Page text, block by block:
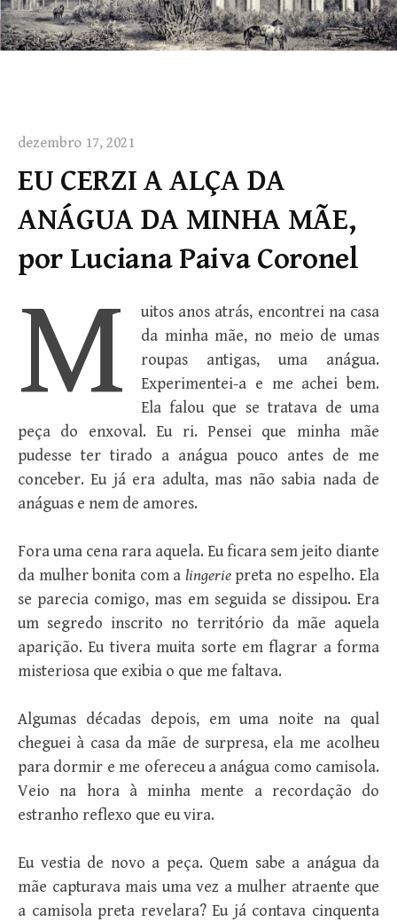
dezembro 17, 2021
EU CERZI A ALÇA DA
ANÁGUA DA MINHA MÃE,
por Luciana Paiva Coronel
M
uitos anos atrás, encontrei na casa
da minha mãe, no meio de umas
roupas antigas, uma anágua.
Experimentei-a e me achei bem.
Ela falou que se tratava de uma
peça do enxoval. Eu ri. Pensei que minha mãe
pudesse ter tirado a anágua pouco antes de me
conceber. Eu já era adulta, mas não sabia nada de
anáguas e nem de amores.
Fora uma cena rara aquela. Eu ficara sem jeito diante
da mulher bonita com a lingerie preta no espelho. Ela
se parecia comigo, mas em seguida se dissipou. Era
um segredo inscrito no território da mãe aquela
aparição. Eu tivera muita sorte em flagrar a forma
misteriosa que exibia o que me faltava.
Algumas décadas depois, em uma noite na qual
cheguei à casa da mãe de surpresa, ela me acolheu
para dormir e me ofereceu a anágua como camisola.
Veio na hora à minha mente a recordação do
estranho reflexo que eu vira.
Eu vestia de novo a peça. Quem sabe a anágua da
mãe capturava mais uma vez a mulher atraente que
a camisola preta revelara? Eu já contava cinquenta